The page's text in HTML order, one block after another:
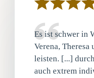
Es ist schwer in
Verena, Theresa
leisten. [...]
auch extrem